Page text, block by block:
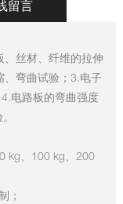
留言
、丝材、纤维的拉伸
、弯曲试验；3.电子
电路板的弯曲强度
kg、100 kg、200
；